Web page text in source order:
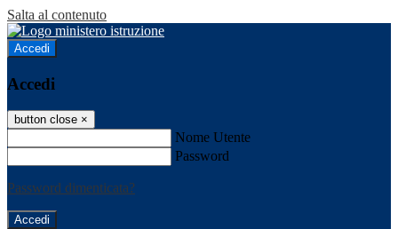
Salta al contenuto
Accedi
Accedi
button close ×
Nome Utente
Password
Password dimenticata?